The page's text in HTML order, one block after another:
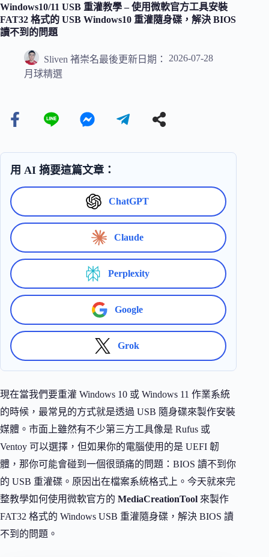
Windows10/11 USB 重灌教學 – 使用微軟官方工具安裝
FAT32 格式的 USB Windows10 重灌隨身碟，解決 BIOS
讀不到的問題
Sliven 褚崇名最後更新日期：
2026-07-28
月球精選
用 AI 摘要這篇文章：
ChatGPT
Claude
Perplexity
Google
Grok
現在當我們要重灌 Windows 10 或 Windows 11 作業系統
的時候，最常見的方式就是透過 USB 隨身碟來製作安裝
媒體。市面上雖然有不少第三方工具像是 Rufus 或
Ventoy 可以選擇，但如果你的電腦使用的是 UEFI 韌
體，那你可能會碰到一個很頭痛的問題：BIOS 讀不到你
的 USB 重灌碟。原因出在檔案系統格式上。今天就來完
整教學如何使用微軟官方的 MediaCreationTool 來製作
FAT32 格式的 Windows USB 重灌隨身碟，解決 BIOS 讀
不到的問題。